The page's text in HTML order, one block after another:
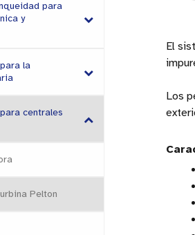
El
Los
para
y
la
centrales
Pelton